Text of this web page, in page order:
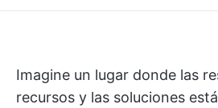
Imagine un lugar donde las
recursos y las soluciones